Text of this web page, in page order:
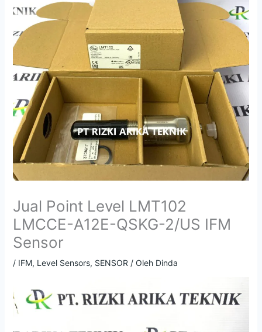
Jual Point Level LMT102
LMCCE-A12E-QSKG-2/US IFM
Sensor
/ IFM, Level Sensors, SENSOR / Oleh Dinda